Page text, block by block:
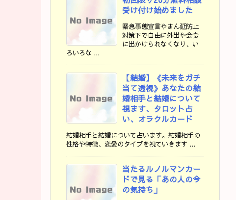
受け付け始めました
緊急事態宣言やまん延防止
対策下で自由に外出や会食
に出かけられなくなり、い
ろいろな ...
【結婚】《未来をガチ
当て透視》あなたの結
婚相手と結婚について
視ます、タロット占
い、オラクルカード
結婚相手と結婚について占います。結婚相手の
性格や特徴、恋愛のタイプを視ていきます ...
当たるルノルマンカー
ドで見る「あの人の今
の気持ち」